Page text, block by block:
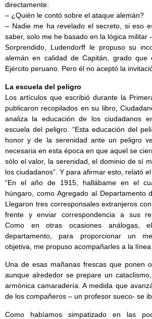
directamente:
– ¿Quién le contó sobre el ataque alemán?
– Nadie me ha revelado el secreto, si eso
saber, solo me he basado en la lógica militar
Sorprendido, Ludendorff le propuso su
alemán en calidad de Capitán, grado que
Ejército peruano. Pero él no aceptó la
La escuela del peligro
Los artículos que escribió durante la
publicaron recopilados en su libro,
analiza la educación de los ciudadanos
escuela del peligro. “Esta educación del
honor y de la serenidad ante un peligro
necesaria en esta época en que aquel se
sólo el valor, la serenidad, el dominio de sí
los ciudadanos”. Y para afirmar esto, relató
“En el año de 1915, hallábame en el
húngaro, como Agregado al Departamento
Llegaron tres corresponsales extranjeros
frente y enviar correspondencia a sus
Como en otras ocasiones análogas,
departamento, para proporcionar un
objetiva, me propuso acompañarles a la línea
Una de esas mañanas frescas que ponen
aunque alrededor se prepare un
armónica camaradería. A medida que
de los compañeros – un profesor sueco- se
Como habíamos simpatizado en las